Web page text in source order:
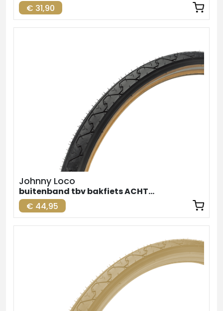
€ 31,90
Johnny Loco
buitenband tbv bakfiets ACHTER zw-br. 26inch
€ 44,95